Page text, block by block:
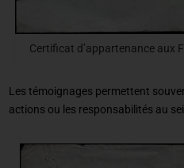
Certificat d’appartenance aux
Les témoignages permettent
actions ou les responsabilités au